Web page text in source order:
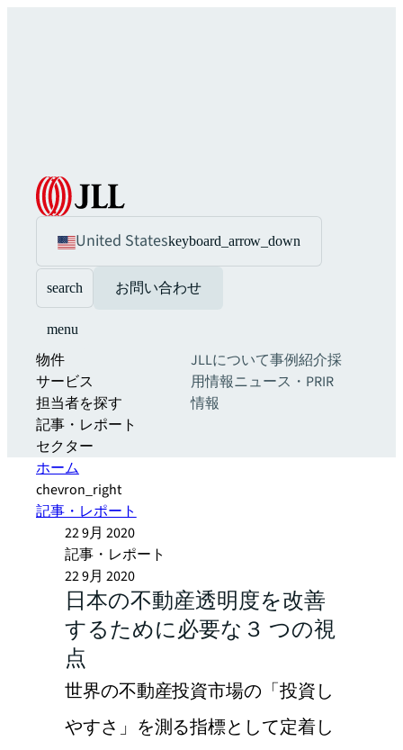
United Stateskeyboard_arrow_down
search お問い合わせ
menu
物件
サービス
担当者を探す
記事・レポート
セクター
JLLについて事例紹介採
用情報ニュース・PRIR
情報
ホーム
chevron_right
記事・レポート
22 9月 2020
記事・レポート
22 9月 2020
日本の不動産透明度を改善
するために必要な３ つの視
点
世界の不動産投資市場の「投資し
やすさ」を測る指標として定着し